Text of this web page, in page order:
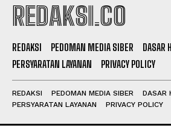
REDAKSI.CO
REDAKSI PEDOMAN MEDIA SIBER
DASAR
PERSYARATAN LAYANAN
PRIVACY POLICY
REDAKSI PEDOMAN MEDIA SIBER
DASAR
PERSYARATAN LAYANAN
PRIVACY POLICY